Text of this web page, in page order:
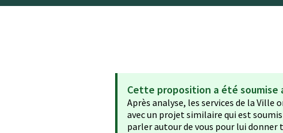
Cette proposition a été soumise
Après analyse, les services de la
avec un projet similaire qui est
parler autour de vous pour lui